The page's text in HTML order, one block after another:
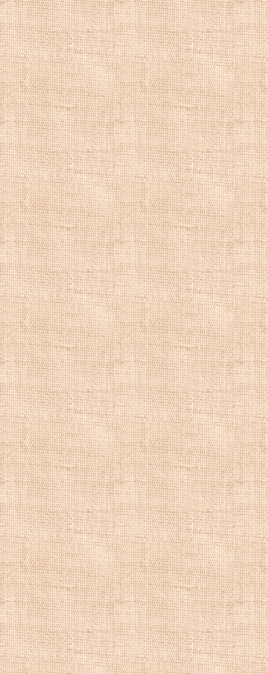
Объекты
делается на
Эти композиция
напоминают
Репродукции
натюрморт,